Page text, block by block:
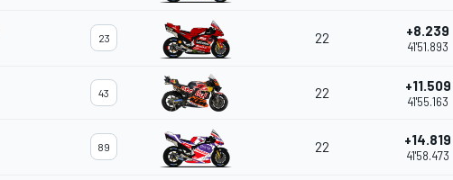
23 22 +8.239
41'51.893
43 22 +11.509
41'55.163
89 22 +14.819
41'58.473